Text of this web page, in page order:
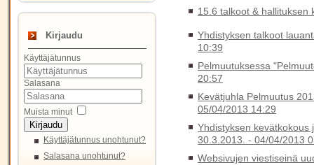
Kirjaudu
Käyttäjätunnus
Salasana
Muista minut
Kirjaudu
Käyttäjätunnus unohtunut?
Salasana unohtunut?
15.6 talkoot & hallituksen
Yhdistyksen talkoot
10:39
Pelmuutuksessa
20:57
Kevätjuhla Pelmuutus
05/04/2013 14:29
Yhdistyksen kevätkokous
30.3.2013. - 04/04/2013
Websivujen viestiseinä